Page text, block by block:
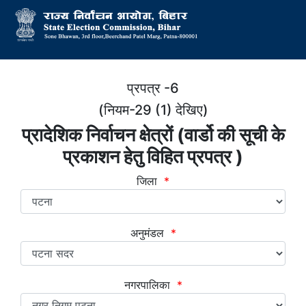
प्रपत्र -6
(नियम-29 (1) देखिए)
प्रादेशिक निर्वाचन क्षेत्रों (वार्डो की सूची के
प्रकाशन हेतु विहित प्रपत्र )
जिला *
अनुमंडल *
नगरपालिका *